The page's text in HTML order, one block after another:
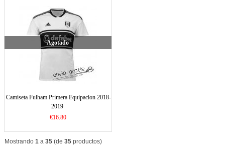
Agotado
Camiseta Fulham Primera Equipacion 2018-
2019
€16.80
Mostrando 1a 35(de 35productos)